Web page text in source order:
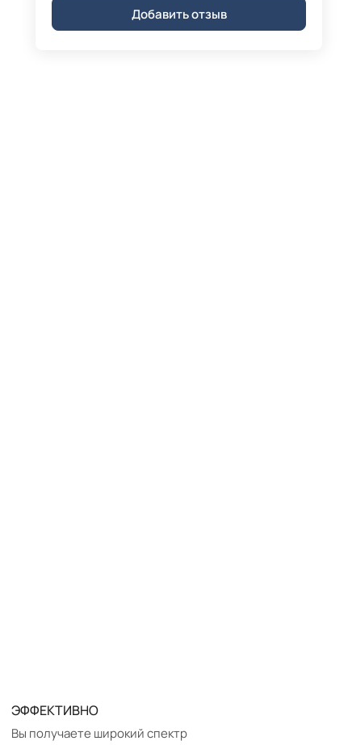
Добавить отзыв
ЭФФЕКТИВНО
Вы получаете широкий спектр